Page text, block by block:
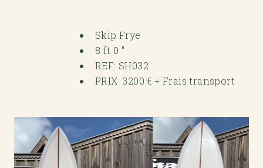
Skip Frye
8 ft 0 "
REF: SH032
PRIX: 3200 € + Frais transport